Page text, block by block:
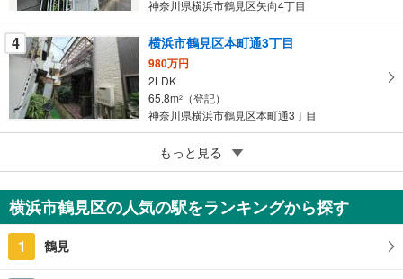
る
神奈川県横浜市鶴見区矢向4丁目
4 横浜市鶴見区本町通3丁目
980万円
2LDK
65.8m2
（登記）
神奈川県横浜市鶴見区本町通3丁目
成約でもらえる
横浜市鶴見区北寺尾7丁目
6,180万円
2LDK
もっと見る
横浜市鶴見区の人気の駅をランキングから探す
1 鶴見